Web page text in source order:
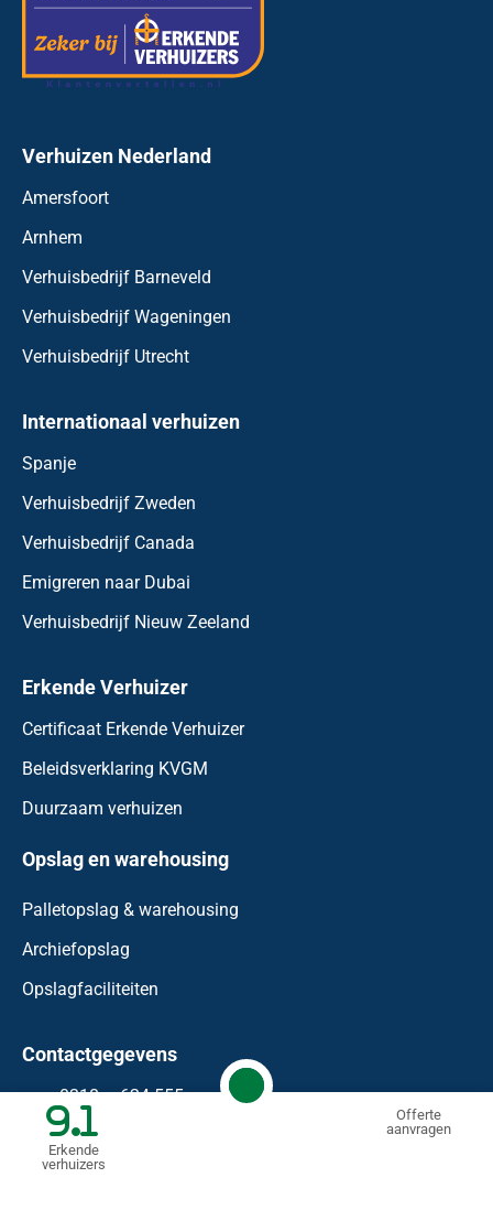
Verhuizen Nederland
Amersfoort
Arnhem
Verhuisbedrijf Barneveld
Verhuisbedrijf Wageningen
Verhuisbedrijf Utrecht
Internationaal verhuizen
Spanje
Verhuisbedrijf Zweden
Verhuisbedrijf Canada
Emigreren naar Dubai
Verhuisbedrijf Nieuw Zeeland
Erkende Verhuizer
Certificaat Erkende Verhuizer
Beleidsverklaring KVGM
Duurzaam verhuizen
Opslag en warehousing
Palletopslag & warehousing
Archiefopslag
Opslagfaciliteiten
Contactgegevens
0318 – 624 555
info@waaijenberg.nl
Bonnetstraat 59
9.1
Erkende
verhuizers
Offerte
aanvragen